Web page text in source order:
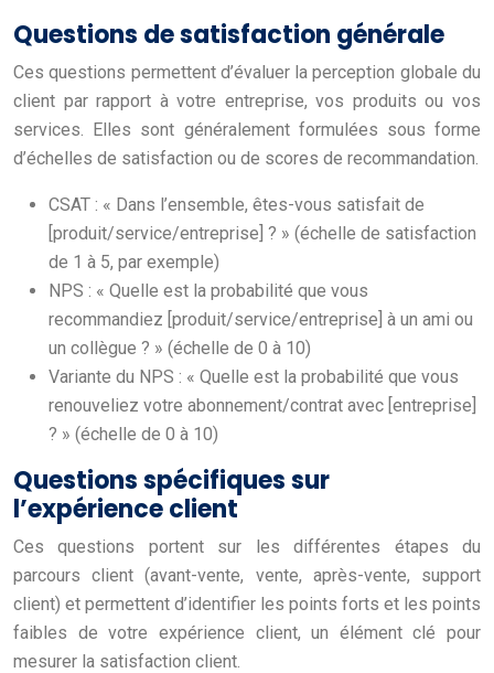
Questions de satisfaction générale
Ces questions permettent d’évaluer la perception globale du
client par rapport à votre entreprise, vos produits ou vos
services. Elles sont généralement formulées sous forme
d’échelles de satisfaction ou de scores de recommandation.
CSAT : « Dans l’ensemble, êtes-vous satisfait de
[produit/service/entreprise] ? » (échelle de satisfaction
de 1 à 5, par exemple)
NPS : « Quelle est la probabilité que vous
recommandiez [produit/service/entreprise] à un ami ou
un collègue ? » (échelle de 0 à 10)
Variante du NPS : « Quelle est la probabilité que vous
renouveliez votre abonnement/contrat avec [entreprise]
? » (échelle de 0 à 10)
Questions spécifiques sur
l’expérience client
Ces questions portent sur les différentes étapes du
parcours client (avant-vente, vente, après-vente, support
client) et permettent d’identifier les points forts et les points
faibles de votre expérience client, un élément clé pour
mesurer la satisfaction client.